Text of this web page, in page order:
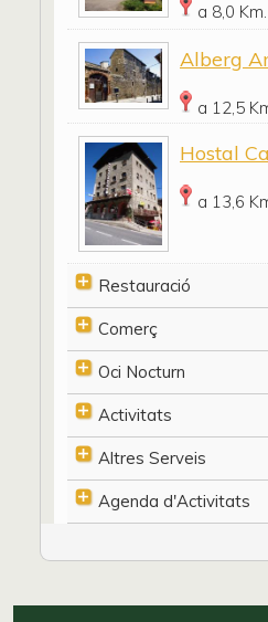
a 8,0 Km.
Alberg
a 12,5
Hostal
a 13,6
Restauració
Comerç
Oci Nocturn
Activitats
Altres Serveis
Agenda d'Activitats